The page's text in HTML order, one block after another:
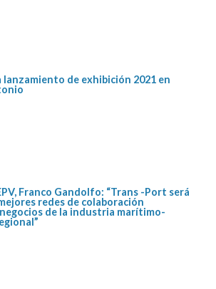
de exhibición 2021 en
Franco Gandolfo: “Trans -Port será
redes de colaboración
de la industria marítimo-